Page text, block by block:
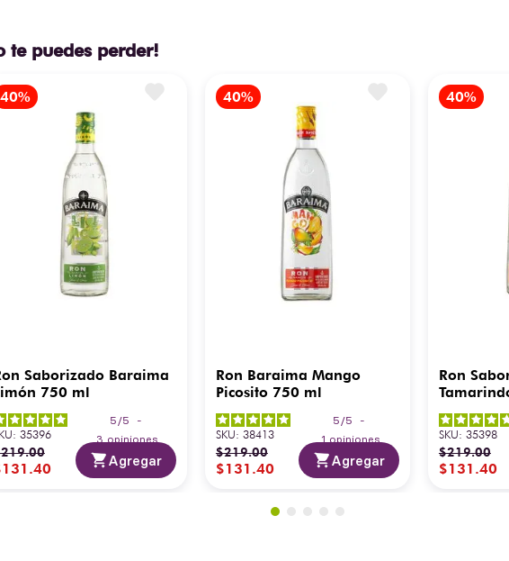
te puedes perder!
Saborizado Baraima
750 ml
5 /5
-
3 opiniones
: 35396
219.00
131 .40 Agregar
Ron Baraima Mango
Picosito 750 ml
5 /5
-
1 opiniones
SKU: 38413
$219.00
$131 .40 Agregar
Ron
SKU: 35398
$219.00
$131 .40